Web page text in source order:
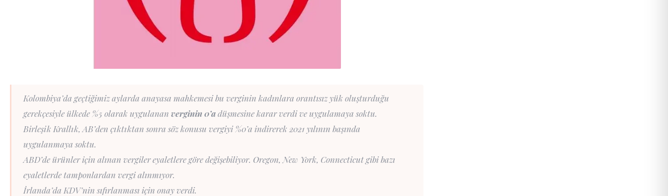
Kolombiya’da geçtiğimiz aylarda anayasa mahkemesi bu verginin kadınlara orantısız yük oluşturduğu
gerekçesiyle ülkede %5 olarak uygulanan verginin 0’adüşmesine karar verdi ve uygulamaya soktu.
Birleşik Krallık, AB’den çıktıktan sonra söz konusu vergiyi %0’a indirerek 2021 yılının başında
uygulanmaya soktu.
ABD’de ürünler için alınan vergiler eyaletlere göre değişebiliyor. Oregon, New York, Connecticut gibi bazı
eyaletlerde tamponlardan vergi alınmıyor.
İrlanda’da KDV’nin sıfırlanması için onay verdi.